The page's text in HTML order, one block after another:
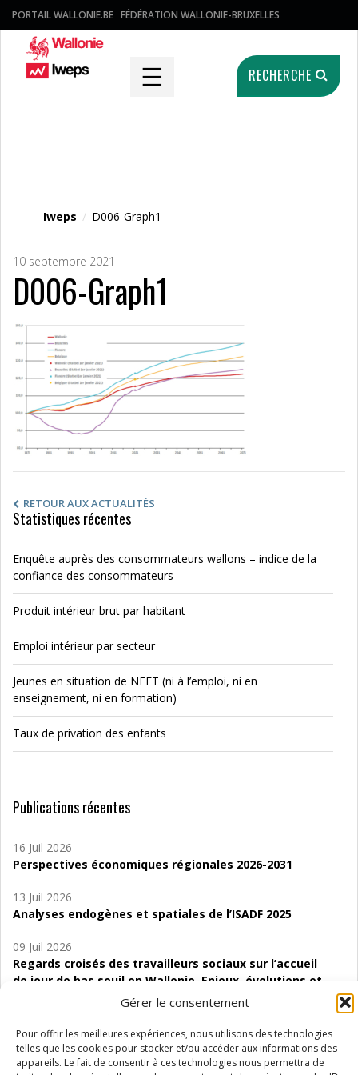
Gérer le consentement
Pour offrir les meilleures expériences, nous utilisons des technologies
telles que les cookies pour stocker et/ou accéder aux informations des
appareils. Le fait de consentir à ces technologies nous permettra de
PORTAIL WALLONIE.BE FÉDÉRATION WALLONIE-BRUXELLES
☰ RECHERCHE
Iweps / D006-Graph1
10 septembre 2021
D006-Graph1
RETOUR AUX ACTUALITÉS
Statistiques récentes
Enquête auprès des consommateurs wallons – indice de la
confiance des consommateurs
Produit intérieur brut par habitant
Emploi intérieur par secteur
Jeunes en situation de NEET (ni à l’emploi, ni en
enseignement, ni en formation)
Taux de privation des enfants
Publications récentes
16 Juil 2026
Perspectives économiques régionales 2026-2031
13 Juil 2026
Analyses endogènes et spatiales de l’ISADF 2025
09 Juil 2026
Regards croisés des travailleurs sociaux sur l’accueil
de jour de bas seuil en Wallonie. Enjeux, évolutions et
06 Juil 2026
Étude d’évaluabilité des Structures
d’accompagnement à l’autocréation d’emploi (SAACE)